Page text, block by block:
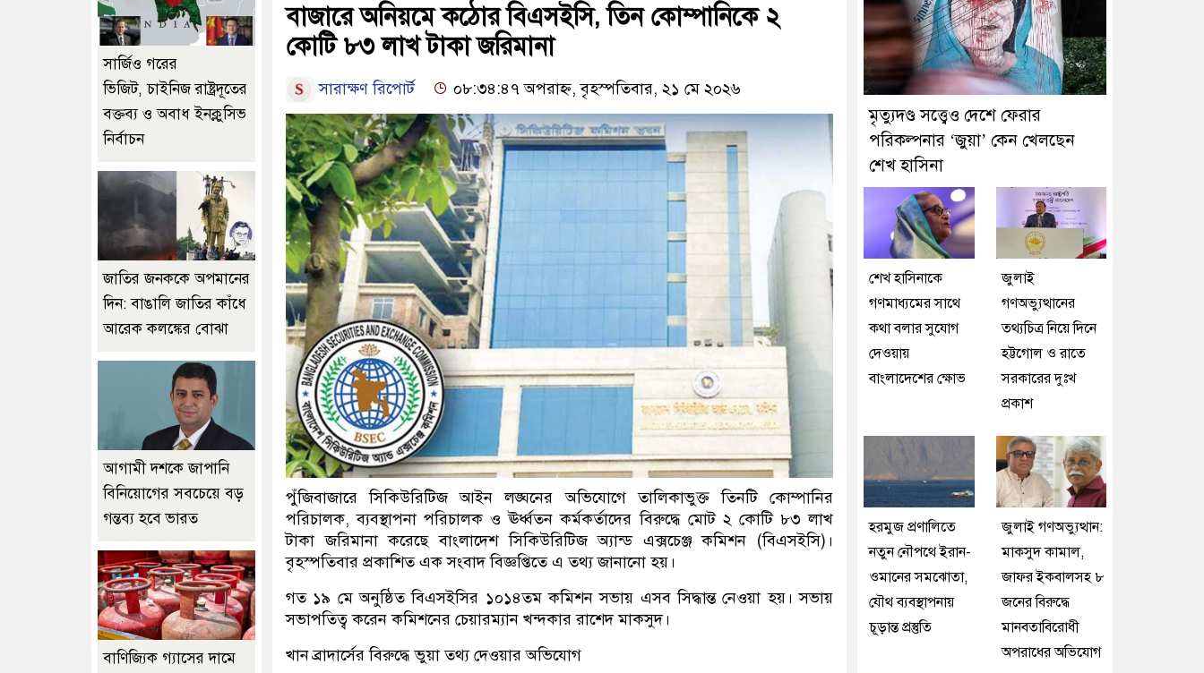
বাজারে অনিয়মে কঠোর বিএসইসি, তিন কোম্পানিকে ২
কোটি ৮৩ লাখ টাকা জরিমানা
সারাক্ষণ রিপোর্ট ০৮:৩৪:৪৭ অপরাহ্ন, বৃহস্পতিবার, ২১ মে ২০২৬
পুঁজিবাজারে সিকিউরিটিজ আইন লঙ্ঘনের অভিযোগে তালিকাভুক্ত তিনটি কোম্পানির
পরিচালক, ব্যবস্থাপনা পরিচালক ও ঊর্ধ্বতন কর্মকর্তাদের বিরুদ্ধে মোট ২ কোটি ৮৩ লাখ
টাকা জরিমানা করেছে বাংলাদেশ সিকিউরিটিজ অ্যান্ড এক্সচেঞ্জ কমিশন (বিএসইসি)।
বৃহস্পতিবার প্রকাশিত এক সংবাদ বিজ্ঞপ্তিতে এ তথ্য জানানো হয়।
গত ১৯ মে অনুষ্ঠিত বিএসইসির ১০১৪তম কমিশন সভায় এসব সিদ্ধান্ত নেওয়া হয়। সভায়
সভাপতিত্ব করেন কমিশনের চেয়ারম্যান খন্দকার রাশেদ মাকসুদ।
খান ব্রাদার্সের বিরুদ্ধে ভুয়া তথ্য দেওয়ার অভিযোগ
সার্জিও গরের
ভিজিট, চাইনিজ রাষ্ট্রদূতের
বক্তব্য ও অবাধ ইনক্লুসিভ
নির্বাচন
জাতির জনককে অপমানের
দিন: বাঙালি জাতির কাঁধে
আরেক কলঙ্কের বোঝা
আগামী দশকে জাপানি
বিনিয়োগের সবচেয়ে বড়
গন্তব্য হবে ভারত
বাণিজ্যিক গ্যাসের দামে
মৃত্যুদণ্ড সত্ত্বেও দেশে ফেরার
পরিকল্পনার ‘জুয়া’ কেন খেলছেন
শেখ হাসিনা
শেখ হাসিনাকে
গণমাধ্যমের সাথে
কথা বলার সুযোগ
দেওয়ায়
বাংলাদেশের ক্ষোভ
জুলাই
গণঅভ্যুত্থানের
তথ্যচিত্র নিয়ে দিনে
হট্টগোল ও রাতে
সরকারের দুঃখ
প্রকাশ
হরমুজ প্রণালিতে
নতুন নৌপথে ইরান-
ওমানের সমঝোতা,
যৌথ ব্যবস্থাপনায়
চূড়ান্ত প্রস্তুতি
জুলাই গণঅভ্যুত্থান:
মাকসুদ কামাল,
জাফর ইকবালসহ ৮
জনের বিরুদ্ধে
মানবতাবিরোধী
অপরাধের অভিযোগ